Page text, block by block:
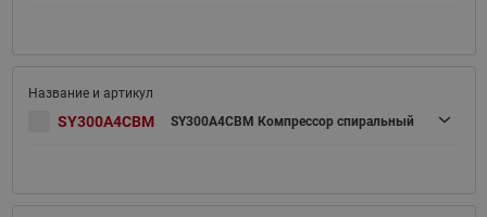
SY300A4CBM SY300A4CBM Компрессор спиральный